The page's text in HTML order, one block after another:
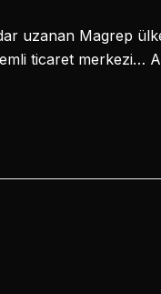
uzanan Magrep
ticaret merkezi…